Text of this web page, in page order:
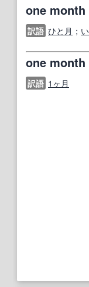
one month
訳語 ひと月 ；
one month
訳語 1ヶ月